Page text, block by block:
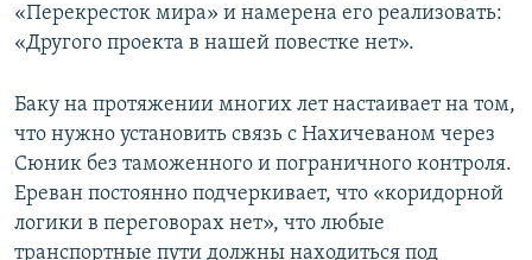
«Перекресток мира» и намерена его реализовать:
«Другого проекта в нашей повестке нет».
Баку на протяжении многих лет настаивает на том,
что нужно установить связь с Нахичеваном через
Сюник без таможенного и пограничного контроля.
Ереван постоянно подчеркивает, что «коридорной
логики в переговорах нет», что любые
транспортные пути должны находиться под